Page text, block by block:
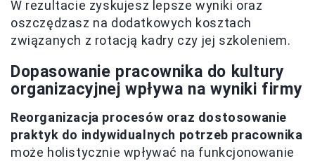
W rezultacie zyskujesz lepsze wyniki oraz
oszczędzasz na dodatkowych kosztach
związanych z rotacją kadry czy jej szkoleniem.
Dopasowanie pracownika do kultury
organizacyjnej wpływa na wyniki firmy
Reorganizacja procesów oraz dostosowanie
praktyk do indywidualnych potrzeb pracownika
może holistycznie wpływać na funkcjonowanie